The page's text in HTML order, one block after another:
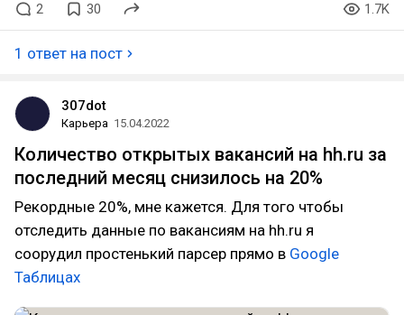
2 30 1.7K
1 ответ на пост
307dot
Карьера 15.04.2022
Количество открытых вакансий на hh.ru за
последний месяц снизилось на 20%
Рекордные 20%, мне кажется. Для того чтобы
отследить данные по вакансиям на hh.ru я
соорудил простенький парсер прямо в Google
Таблицах